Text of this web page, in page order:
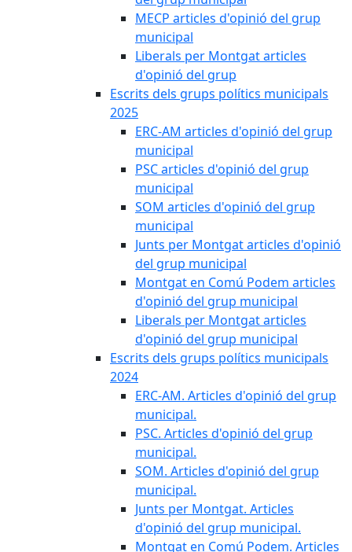
MECP articles d'opinió del grup
municipal
Liberals per Montgat articles
d'opinió del grup
Escrits dels grups polítics municipals
2025
ERC-AM articles d'opinió del grup
municipal
PSC articles d'opinió del grup
municipal
SOM articles d'opinió del grup
municipal
Junts per Montgat articles d'opinió
del grup municipal
Montgat en Comú Podem articles
d'opinió del grup municipal
Liberals per Montgat articles
d'opinió del grup municipal
Escrits dels grups polítics municipals
2024
ERC-AM. Articles d'opinió del grup
municipal.
PSC. Articles d'opinió del grup
municipal.
SOM. Articles d'opinió del grup
municipal.
Junts per Montgat. Articles
d'opinió del grup municipal.
Montgat en Comú Podem. Articles